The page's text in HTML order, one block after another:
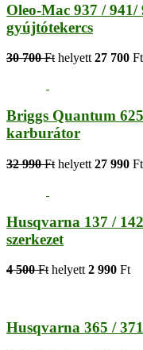
Oleo-Mac 937 /
gyújtótekercs
30 700 Fthelyett27 700 Ft
Briggs Quantum
karburátor
32 990 Ft helyett 27 990 Ft
Husqvarna 137 /
szerkezet
4 500 Ft helyett 2 990 Ft
Husqvarna 365 /